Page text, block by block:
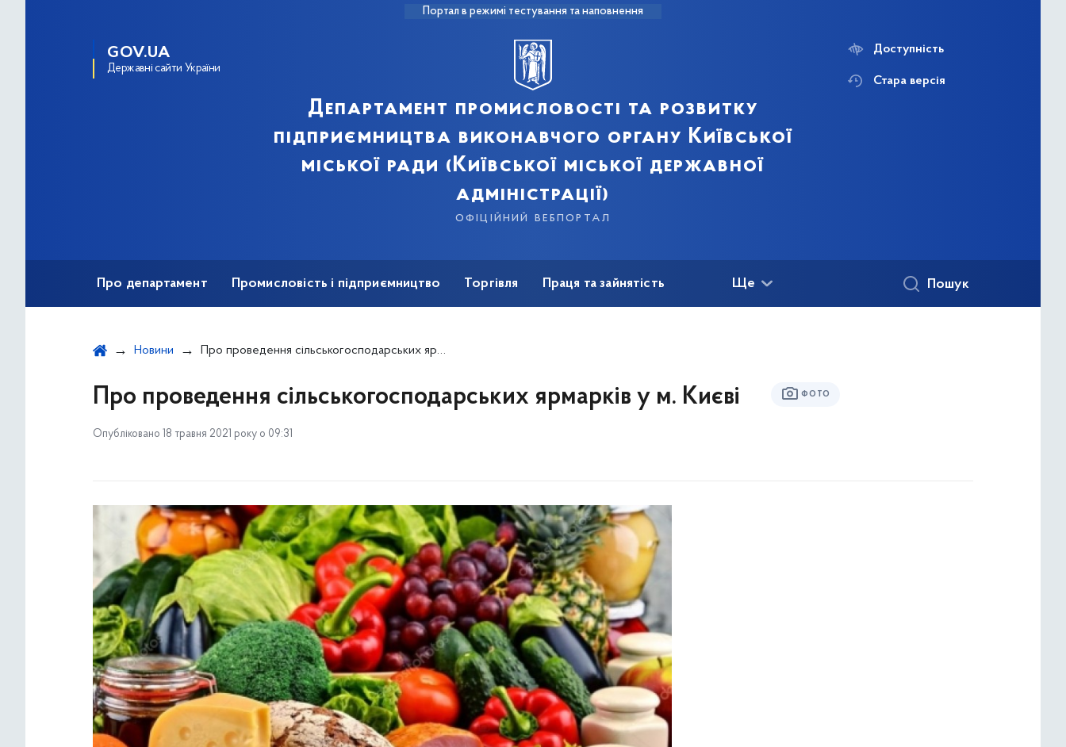
Портал в режимі тестування та наповнення
GOV.UA
Державні сайти України
Департамент промисловості та розвитку
підприємництва виконавчого органу Київської
міської ради (Київської міської державної
адміністрації)
офіційний вебпортал
Доступність
Стара версія
Про департамент Промисловість і підприємництво Торгівля Праця та зайнятість Ще Пошук
Новини Про проведення сільськогосподарських ярмарків у м. Києві
Про проведення сільськогосподарських ярмарків у м. Києві
Опубліковано 18 травня 2021 року о 09:31
ФОТО